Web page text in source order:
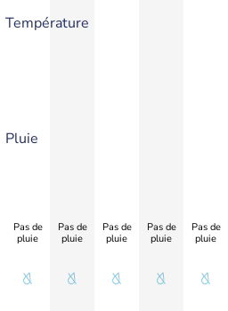
Température
Pluie
Pas de
pluie
Pas de
pluie
Pas de
pluie
Pas de
pluie
Pas de
pluie